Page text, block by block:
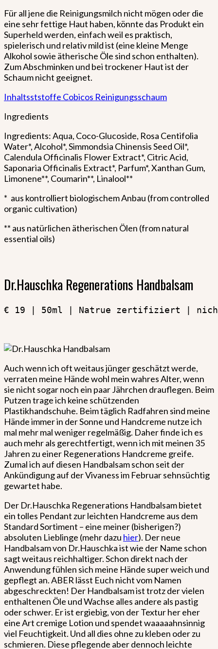
Für all jene die Reinigungsmilch nicht mögen oder die
eine sehr fettige Haut haben, könnte das Produkt ein
Superheld werden, einfach weil es praktisch,
spielerisch und relativ mild ist (eine kleine Menge
Alkohol sowie ätherische Öle sind schon enthalten).
Zum Abschminken und bei trockener Haut ist der
Schaum nicht geeignet.
Inhaltsststoffe Cobicos Reinigungsschaum
Ingredients
Ingredients: Aqua, Coco-Glucoside, Rosa Centifolia
Water*, Alcohol*, Simmondsia Chinensis Seed Oil*,
Calendula Officinalis Flower Extract*, Citric Acid,
Saponaria Officinalis Extract*, Parfum*, Xanthan Gum,
Limonene**, Coumarin**, Linalool**
* aus kontrolliert biologischem Anbau (from controlled
organic cultivation)
** aus natürlichen ätherischen Ölen (from natural
essential oils)
Dr.Hauschka Regenerations Handbalsam
€ 19 | 50ml | Natrue zertifiziert |
Auch wenn ich oft weitaus jünger geschätzt werde,
verraten meine Hände wohl mein wahres Alter, wenn
sie nicht sogar noch ein paar Jährchen drauflegen. Beim
Putzen trage ich keine schützenden
Plastikhandschuhe. Beim täglich Radfahren sind meine
Hände immer in der Sonne und Handcreme nutze ich
mal mehr mal weniger regelmäßig. Daher finde ich es
auch mehr als gerechtfertigt, wenn ich mit meinen 35
Jahren zu einer Regenerations Handcreme greife.
Zumal ich auf diesen Handbalsam schon seit der
Ankündigung auf der Vivaness im Februar sehnsüchtig
gewartet habe.
Der Dr.Hauschka Regenerations Handbalsam bietet
ein tolles Pendant zur leichten Handcreme aus dem
Standard Sortiment – eine meiner (bisherigen?)
absoluten Lieblinge (mehr dazu hier). Der neue
Handbalsam von Dr.Hauschka ist wie der Name schon
sagt weitaus reichhaltiger. Schon direkt nach der
Anwendung fühlen sich meine Hände super weich und
gepflegt an. ABER lässt Euch nicht vom Namen
abgeschreckten! Der Handbalsam ist trotz der vielen
enthaltenen Öle und Wachse alles andere als pastig
oder schwer. Er ist ergiebig, von der Textur her eher
eine Art cremige Lotion und spendet waaaaahnsinnig
viel Feuchtigkeit. Und all dies ohne zu kleben oder zu
schmieren. Diese pflegende aber dennoch leichte